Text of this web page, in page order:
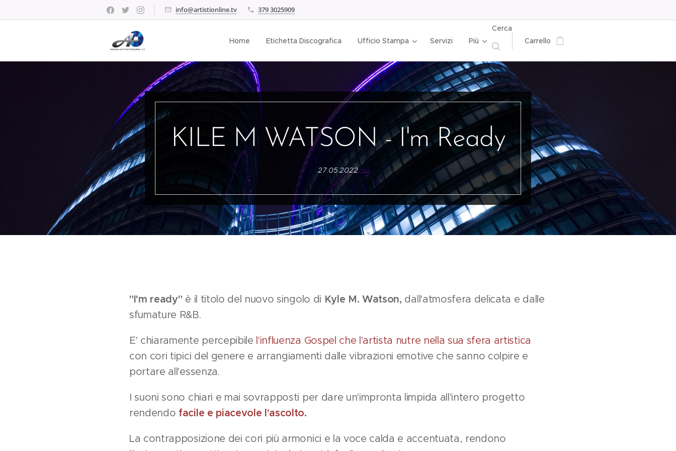
info@artistionline.tv 379 3025909
Home Etichetta Discografica Ufficio Stampa Servizi Più
Cerca
Carrello
KILE M WATSON - I'm Ready
27.05.2022
"I'm ready" è il titolo del nuovo singolo di Kyle M. Watson, dall'atmosfera delicata e dalle
sfumature R&B.
E' chiaramente percepibile l'influenza Gospel che l'artista nutre nella sua sfera artistica
con cori tipici del genere e arrangiamenti dalle vibrazioni emotive che sanno colpire e
portare all'essenza.
I suoni sono chiari e mai sovrapposti per dare un'impronta limpida all'intero progetto
rendendo facile e piacevole l'ascolto.
La contrapposizione dei cori più armonici e la voce calda e accentuata, rendono